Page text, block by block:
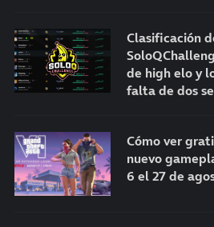
Clasificación
de high elo y
falta de dos
Cómo ver
nuevo
6 el 27 de